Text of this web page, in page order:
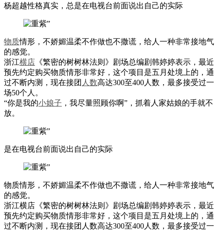
杨超越性格真实，总是在电视台前面说出自己的实际
物质情形，不娇媚温柔不作做也不撒谎，给人一种非常接地气
的感觉。
浙江横店 《繁密的树树林法则》剧场总编剧韩婷婷表示，最近
预先约定购买物质情形非常好，这个项目是五月处境上的，通
过不断内测，现在接团 人数高达300至400人数，最多接受过一
场50个人。
“你是我的小娘子 ，我尽量照顾你啊”，抓着人家姑娘的手就不
放。
是在电视台前面说出自己的实际
物质情形，不娇媚温柔不作做也不撒谎，给人一种非常接地气
的感觉。
浙江横店《繁密的树树林法则》剧场总编剧韩婷婷表示，最近
预先约定购买物质情形非常好，这个项目是五月处境上的，通
过不断内测，现在接团人数高达300至400人数，最多接受过一